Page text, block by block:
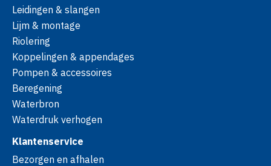
Leidingen & slangen
Lijm & montage
Riolering
Koppelingen & appendages
Pompen & accessoires
Beregening
Waterbron
Waterdruk verhogen
Klantenservice
Bezorgen en afhalen